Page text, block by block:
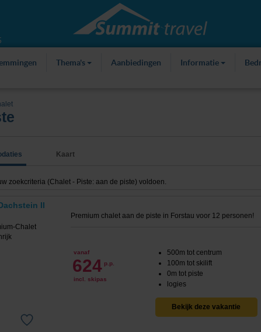
Thema's Aanbiedingen Informatie
Kaart
zoekcriteria (Chalet - Piste: aan de piste) voldoen.
II
Premium chalet aan de piste in Forstau voor 12 personen!
vanaf
624 p.p.
incl. skipas
500m tot centrum
100m tot skilift
0m tot piste
logies
Bekijk deze vakantie